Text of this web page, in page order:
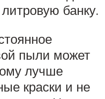
банку.
пыли может
лучше
краски и не